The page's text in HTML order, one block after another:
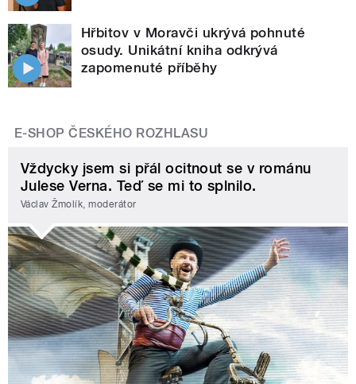
Hřbitov v Moravči ukrývá pohnuté
osudy. Unikátní kniha odkrývá
zapomenuté příběhy
E-SHOP ČESKÉHO ROZHLASU
Vždycky jsem si přál ocitnout se v románu
Julese Verna. Teď se mi to splnilo.
Václav Žmolík, moderátor